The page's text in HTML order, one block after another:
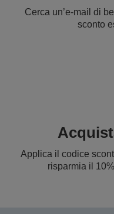
Cerca un’e-mail di
sconto
Applica il codice
risparmia il